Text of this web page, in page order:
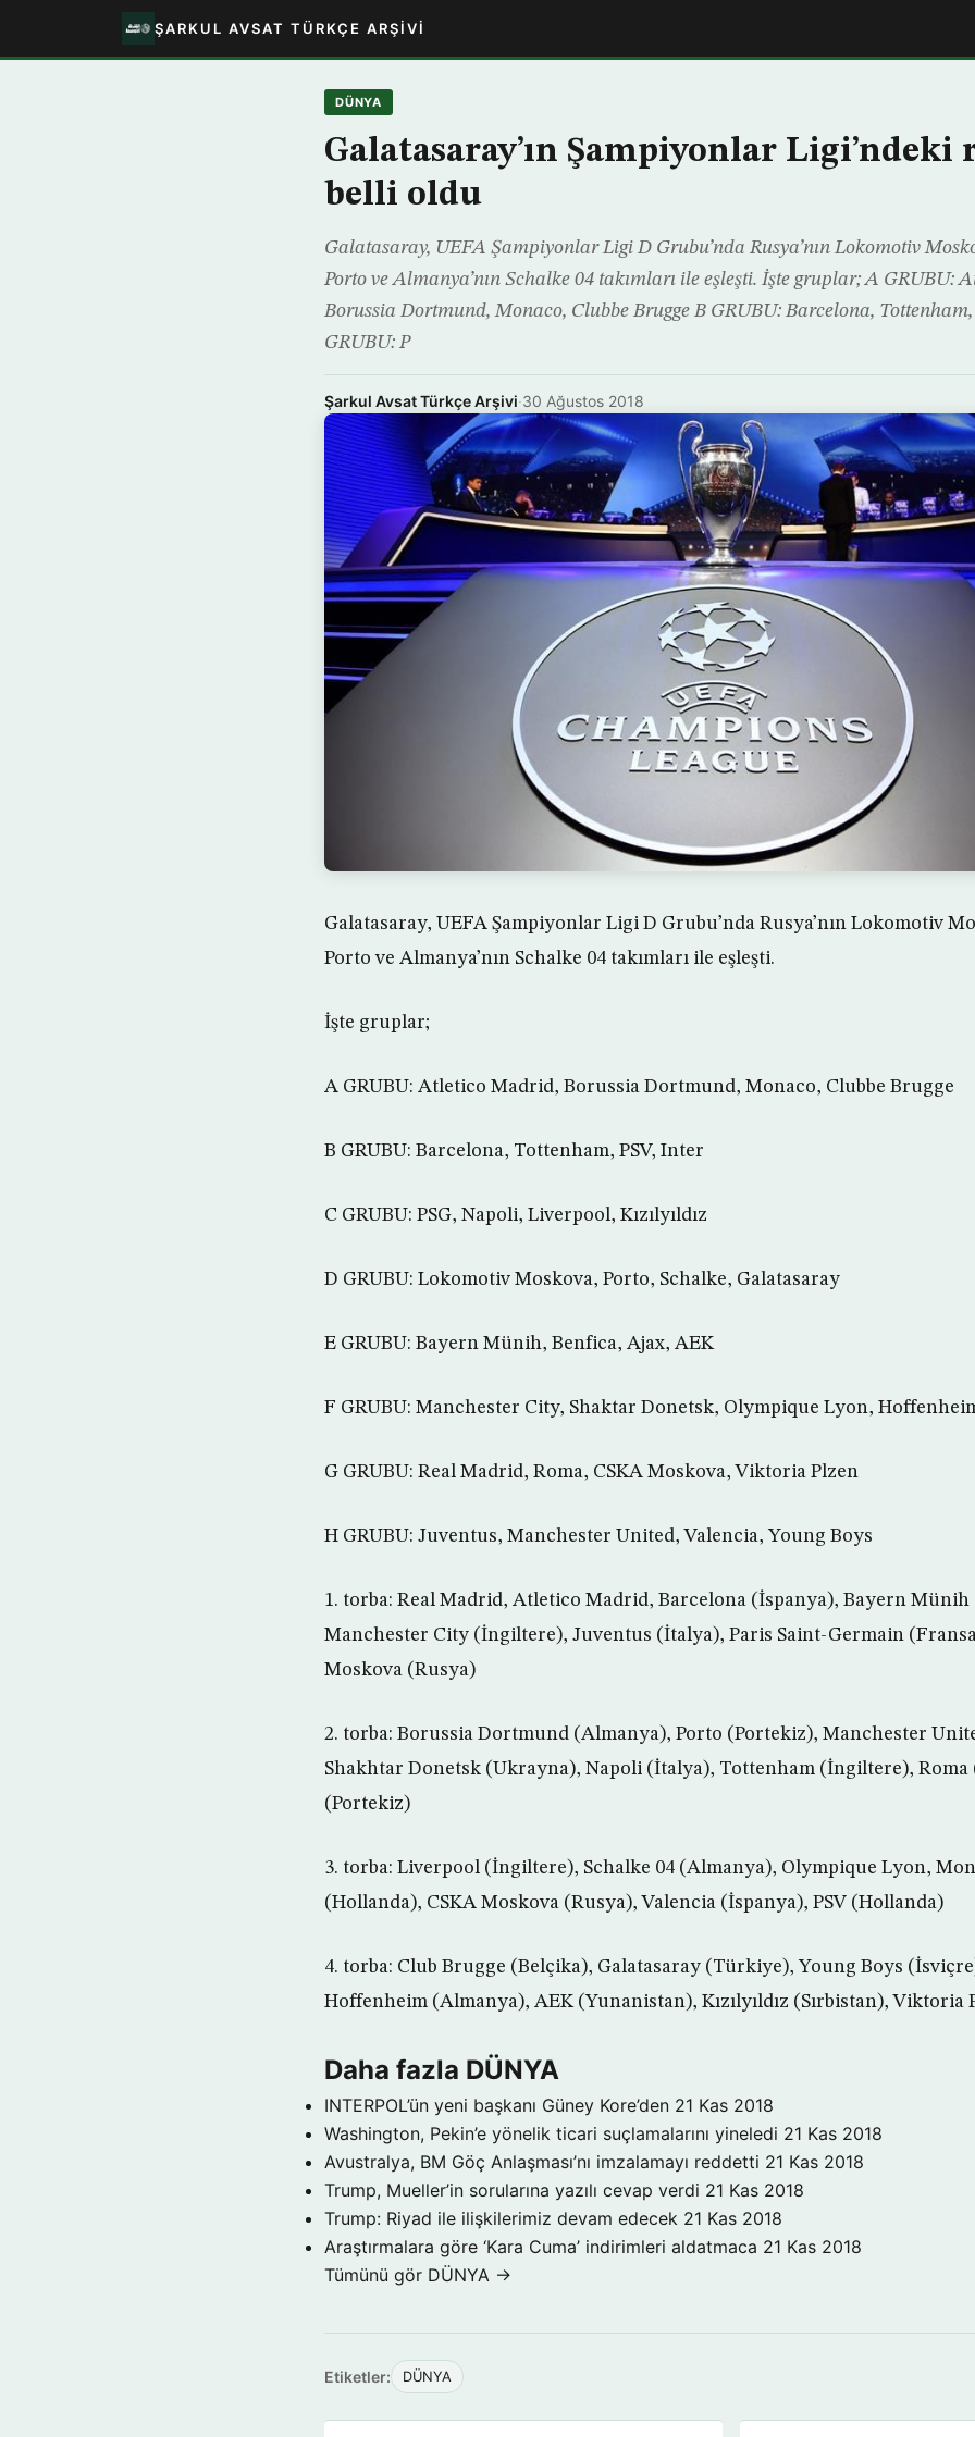
ŞARKUL AVSAT TÜRKÇE ARŞIVI
DÜNYA
Galatasaray’ın Şampiyonlar
belli oldu
Galatasaray, UEFA Şampiyonlar Ligi D Grubu’nda Rusya’nın Lokomotiv
Porto ve Almanya’nın Schalke 04 takımları ile eşleşti. İşte gruplar; A GRUBU:
Borussia Dortmund, Monaco, Clubbe Brugge B GRUBU: Barcelona, Tottenham,
GRUBU: P
Şarkul Avsat Türkçe Arşivi·30 Ağustos 2018
Galatasaray, UEFA Şampiyonlar Ligi D Grubu’nda Rusya’nın Lokomotiv
Porto ve Almanya’nın Schalke 04 takımları ile eşleşti.
İşte gruplar;
A GRUBU: Atletico Madrid, Borussia Dortmund, Monaco, Clubbe Brugge
B GRUBU: Barcelona, Tottenham, PSV, Inter
C GRUBU: PSG, Napoli, Liverpool, Kızılyıldız
D GRUBU: Lokomotiv Moskova, Porto, Schalke, Galatasaray
E GRUBU: Bayern Münih, Benfica, Ajax, AEK
F GRUBU: Manchester City, Shaktar Donetsk, Olympique Lyon,
G GRUBU: Real Madrid, Roma, CSKA Moskova, Viktoria Plzen
H GRUBU: Juventus, Manchester United, Valencia, Young Boys
1. torba: Real Madrid, Atletico Madrid, Barcelona (İspanya), Bayern
Manchester City (İngiltere), Juventus (İtalya), Paris Saint-Germain
Moskova (Rusya)
2. torba: Borussia Dortmund (Almanya), Porto (Portekiz), Manchester
Shakhtar Donetsk (Ukrayna), Napoli (İtalya), Tottenham (İngiltere), Roma
(Portekiz)
3. torba: Liverpool (İngiltere), Schalke 04 (Almanya), Olympique Lyon,
(Hollanda), CSKA Moskova (Rusya), Valencia (İspanya), PSV (Hollanda)
4. torba: Club Brugge (Belçika), Galatasaray (Türkiye), Young Boys
Hoffenheim (Almanya), AEK (Yunanistan), Kızılyıldız (Sırbistan), Viktoria
Daha fazla DÜNYA
INTERPOL’ün yeni başkanı Güney Kore’den 21 Kas 2018
Washington, Pekin’e yönelik ticari suçlamalarını yineledi 21 Kas 2018
Avustralya, BM Göç Anlaşması’nı imzalamayı reddetti 21 Kas 2018
Trump, Mueller’in sorularına yazılı cevap verdi 21 Kas 2018
Trump: Riyad ile ilişkilerimiz devam edecek 21 Kas 2018
Araştırmalara göre ‘Kara Cuma’ indirimleri aldatmaca 21 Kas 2018
Tümünü gör DÜNYA →
Etiketler: DÜNYA